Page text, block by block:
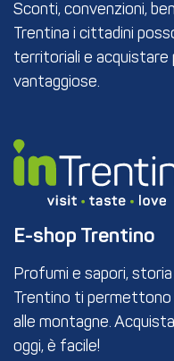
Sconti, convenzioni,
Trentina i cittadini
territoriali e acquistare
vantaggiose.
E-shop Trentino
Profumi e sapori,
Trentino ti permettono
alle montagne.
oggi, è facile!